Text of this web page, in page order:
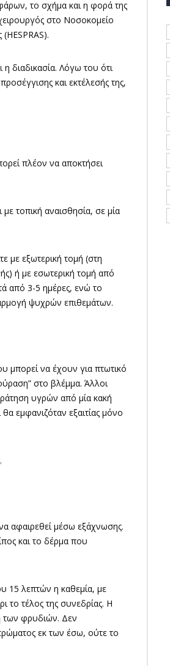
το σχήμα και η φορά της
στο Νοσοκομείο
(HESPRAS).
η διαδικασία. Λόγω του ότι
και εκτέλεσής της,
πλέον να αποκτήσει
με τοπική αναισθησία, σε μία
με εξωτερική τομή (στη
ή με εσωτερική τομή από
από 3-5 ημέρες, ενώ το
ψυχρών επιθεμάτων.
μπορεί να έχουν για πτωτικό
στο βλέμμα. Άλλοι
υγρών από μία κακή
εμφανιζόταν εξαιτίας μόνο
αφαιρεθεί μέσω εξάχνωσης.
και το δέρμα που
15 λεπτών η καθεμία, με
το τέλος της συνεδρίας. Η
των φρυδιών. Δεν
εκ των έσω, ούτε το